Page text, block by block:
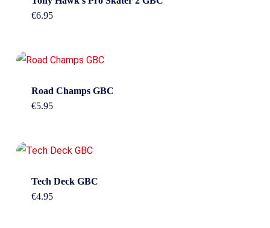
€6.95
Road Champs GBC
€5.95
Tech Deck GBC
€4.95